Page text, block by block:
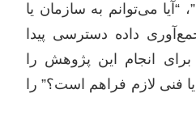
“آیا می‌توانم به سازمان یا
داده دسترسی پیدا
برای انجام این پژوهش را
یا فنی لازم فراهم است؟” را